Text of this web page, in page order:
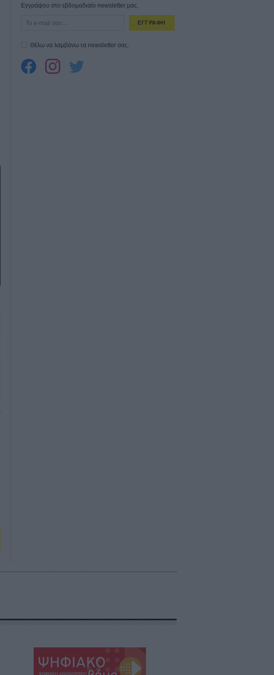
Εγγράψου στο εβδομαδιαίο newsletter μας.
ΕΓΓΡΑΦΗ
Θέλω να λαμβάνω τα newsletter σας.